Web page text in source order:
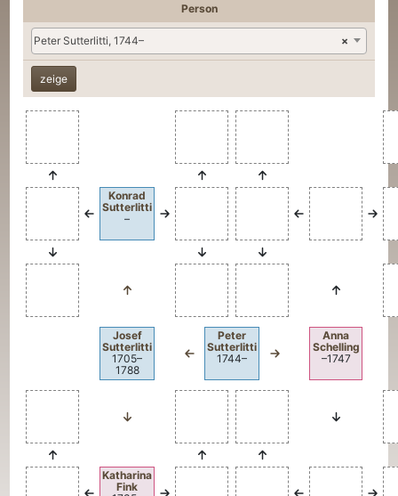
Person
×
Peter Sutterlitti, 1744–
Konrad
Sutterlitti
–
Josef
Sutterlitti
1705–
1788
Peter
Sutterlitti
1744–
Anna
Schelling
–1747
Katharina
Fink